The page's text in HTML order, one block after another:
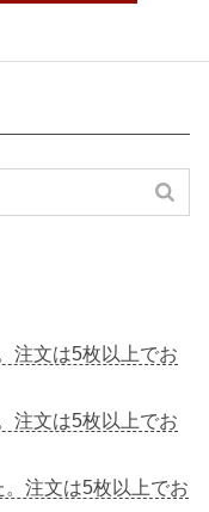
注文は5枚以上でお
注文は5枚以上でお
注文は5枚以上でお